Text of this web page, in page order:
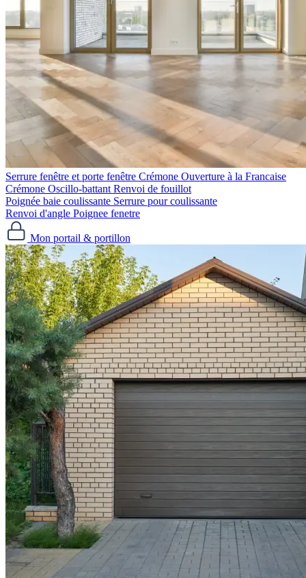
Serrure fenêtre et porte fenêtre
Crémone Ouverture à la Francaise
Crémone Oscillo-battant Renvoi de fouillot
Poignée baie coulissante Serrure pour coulissante
Renvoi d'angle Poignee fenetre
Mon portail & portillon